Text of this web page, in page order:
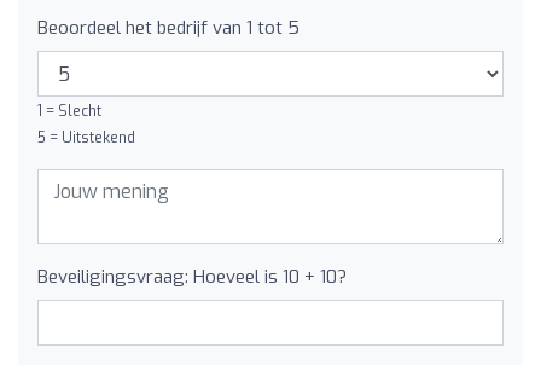
Beoordeel het bedrijf van 1 tot 5
1 = Slecht
5 = Uitstekend
Beveiligingsvraag: Hoeveel is 10 + 10?